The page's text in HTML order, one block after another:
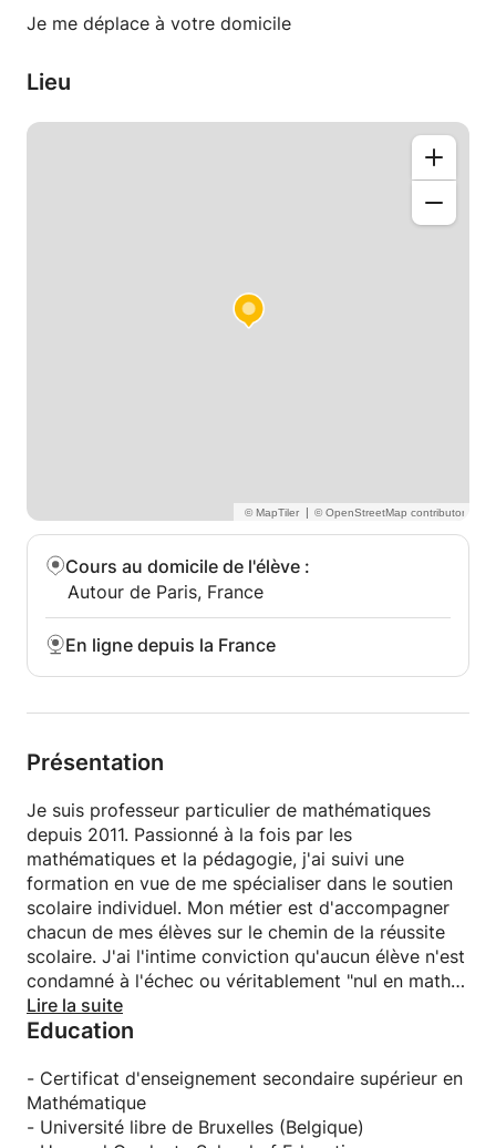
bénéficient d'un accompagnement personnalisé. La
première séance est consacrée à un bilan
l'élève. L'objectif est de déceler ses points faibles et
cours à ses besoins. J'élabore pour chacun de mes
élèves un programme de remédiation sur-mesure
visant à combler chacune de ses lacunes. Au fil des
d'apprentissage et retrouve confiance en lui. Je
autonome dans ses études.
toutes ses déclinaisons : Analysis and Approaches
(AA SL/HL) et Applications and Interpretation (AI
SL/HL).
Au cours de mes années de formation, j'ai étudié et
développé de nombreuses techniques qui facilitent
l'apprentissage des mathématiques. La force de
mon approche pédagogique réside dans ma faculté
trouve compliqué. Je suis passionné par ce métier
décrochage scolaire sur le chemin de la réussite.
réconcilier avec le monde fantastique des
mathématiques.
Je dispense mes cours particuliers à Paris (au
domicile de l'élève) ou à distance (en ligne par
internet). Mes cours à distance se déroulent sur un
tableau blanc interactif en ligne. Ce tableau est
spécialement conçu pour favoriser l'interaction
élève/professeur sur internet. Grâce à cet outils
pédagogique, mes cours en ligne sont aussi
uniquement besoin d'une connexion internet et d'un
ordinateur, une tablette, ou un smartphone pour en
profiter.
Je me déplace à votre domicile
Lieu
|
Cours au domicile de l'élève :
Autour de Paris, France
En ligne depuis la France
Présentation
Je suis professeur particulier de mathématiques
depuis 2011. Passionné à la fois par les
mathématiques et la pédagogie, j'ai suivi une
formation en vue de me spécialiser dans le soutien
scolaire individuel. Mon métier est d'accompagner
chacun de mes élèves sur le chemin de la réussite
scolaire. J'ai l'intime conviction qu'aucun élève n'est
condamné à l'échec ou véritablement "nul en maths".
Au contraire, dès lors qu'il reçoit un enseignement
adapté à ses difficultés, chaque enfant peut
mathématiques et acquérir de très bon résultats.
Ma principale qualité est d'être à l'écoute de mes
Lire la suite
Education
- Certificat d'enseignement secondaire supérieur en
Mathématique
- Université libre de Bruxelles (Belgique)